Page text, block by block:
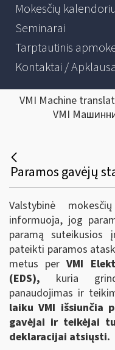
Mokesčių
Seminarai
Tarptautinis
Kontaktai / Apklausa
VMI Machine
VMI
Valstybinė
informuoja, jog
paramą suteikusios
pateikti paramos
metus perVMI
(EDS), kuria
panaudojimas ir
laiku VMI išsiunčia
gavėjai ir teikėjai
deklaracijai atsiųsti.